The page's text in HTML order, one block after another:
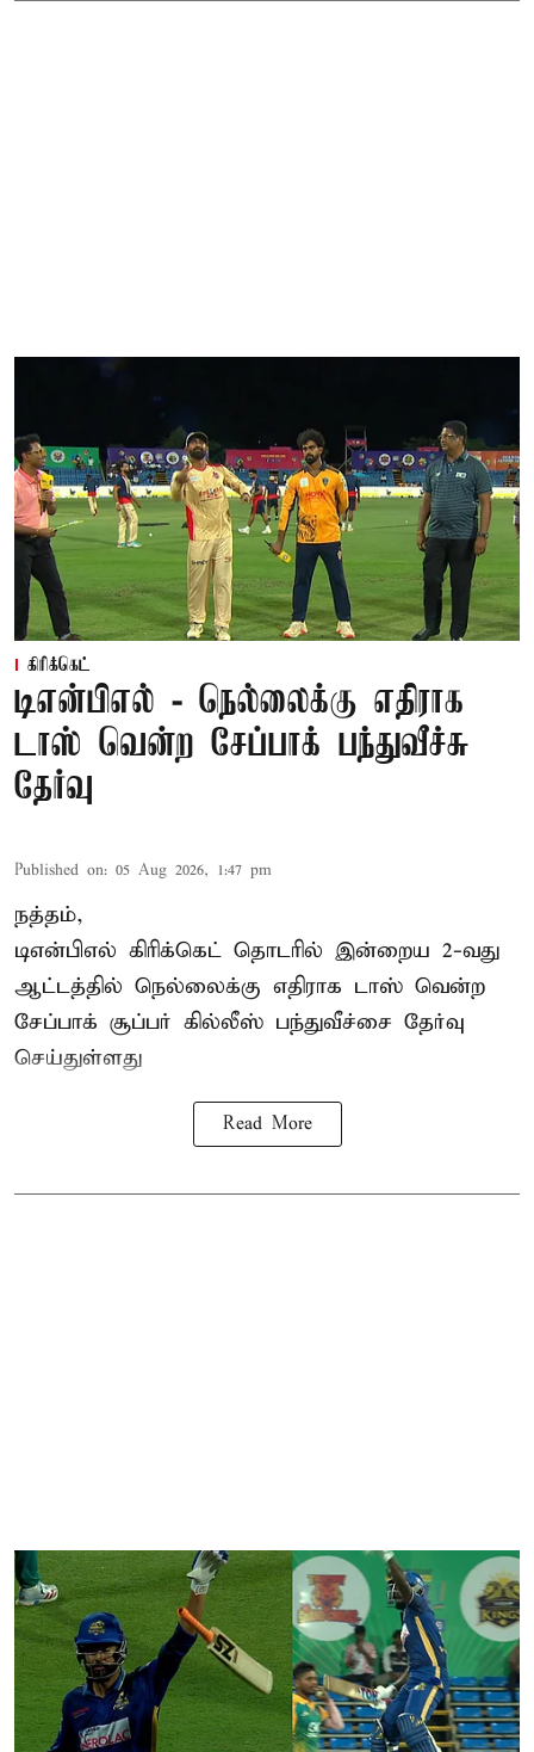
கிரிக்கெட்
டிஎன்பிஎல் - நெல்லைக்கு எதிராக
டாஸ் வென்ற சேப்பாக் பந்துவீச்சு
தேர்வு
Published on: 05 Aug 2026, 1:47 pm
நத்தம்,
டிஎன்பிஎல் கிரிக்கெட் தொடரில் இன்றைய 2-வது
ஆட்டத்தில் நெல்லைக்கு எதிராக டாஸ் வென்ற
சேப்பாக் சூப்பர் கில்லீஸ் பந்துவீச்சை தேர்வு
செய்துள்ளது
Read More